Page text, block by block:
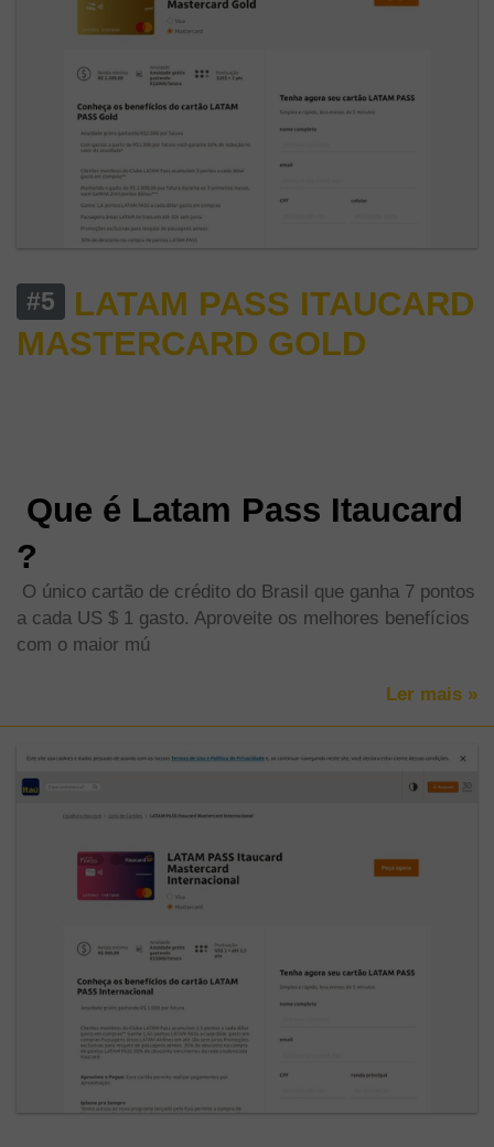
#5
LATAM PASS ITAUCARD
MASTERCARD GOLD
Que é Latam Pass Itaucard
?
O único cartão de crédito do Brasil que ganha 7 pontos
a cada US $ 1 gasto. Aproveite os melhores benefícios
com o maior mú
Ler mais »